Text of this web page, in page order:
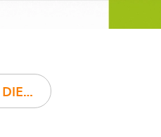
52 SZABLON JADŁOSPISU W DIETETYKPRO - DIETA DLA PŁODNOŚCI